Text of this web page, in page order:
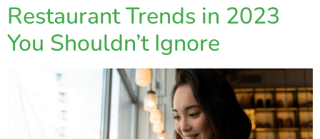
Restaurant Trends in 2023
You Shouldn’t Ignore